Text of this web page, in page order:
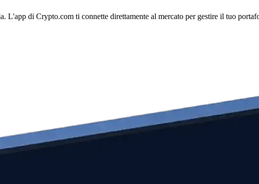
L'app di Crypto.com ti connette direttamente al mercato per gestire il tuo